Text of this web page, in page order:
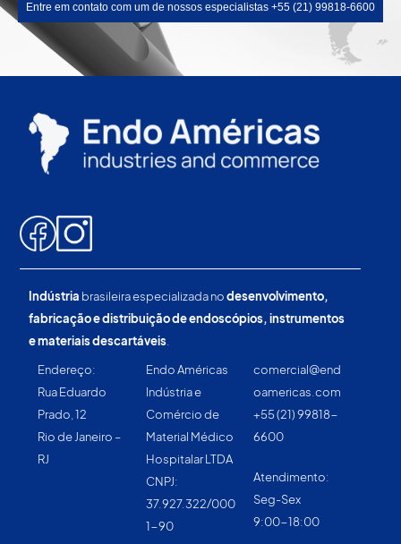
Entre em contato com um de nossos especialistas +55 (21) 99818-6600
Indústria brasileira especializada nodesenvolvimento,
fabricação e distribuição de endoscópios, instrumentos
e materiais descartáveis
Endereço:
Rua Eduardo
Prado, 12
Rio de Janeiro –
RJ
Endo Américas
Indústria e
Comércio de
Material Médico
Hospitalar LTDA
CNPJ:
37.927.322/000
1-90
comercial@end
oamericas.com
+55 (21) 99818-
6600
Atendimento:
Seg-Sex
9:00-18:00